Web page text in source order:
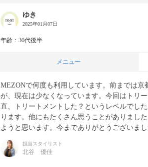
ゆき
2025年01月07日
年齢：30代後半
メニュー
MEZONで何度も利用しています。前までは
が、現在は少なくなっています。今回はトリ
直、トリートメントした？というレベルでし
ります。他にもたくさん思うことがありまし
ようと思います。今までありがとうございまし
担当スタイリスト
北谷 優佳